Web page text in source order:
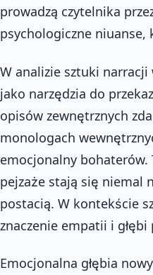
prowadzą czytelnika
psychologiczne niuanse,
W analizie sztuki narracji
jako narzędzia do
opisów zewnętrznych
monologach
emocjonalny
pejzaże stają się niemal
postacią. W kontekście
znaczenie empatii i
Emocjonalna głębia